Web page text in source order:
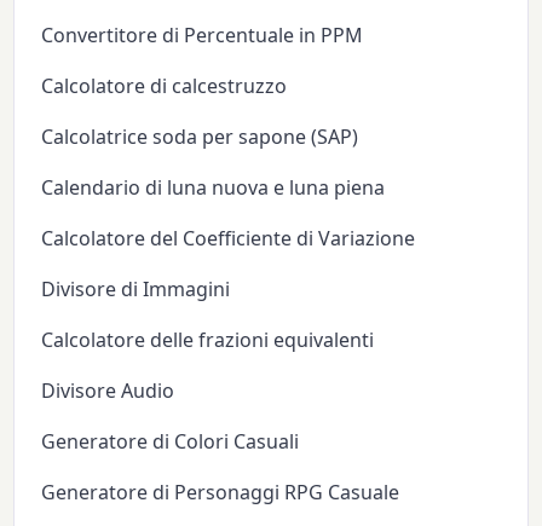
Convertitore di Percentuale in PPM
Calcolatore di calcestruzzo
Calcolatrice soda per sapone (SAP)
Calendario di luna nuova e luna piena
Calcolatore del Coefficiente di Variazione
Divisore di Immagini
Calcolatore delle frazioni equivalenti
Divisore Audio
Generatore di Colori Casuali
Generatore di Personaggi RPG Casuale